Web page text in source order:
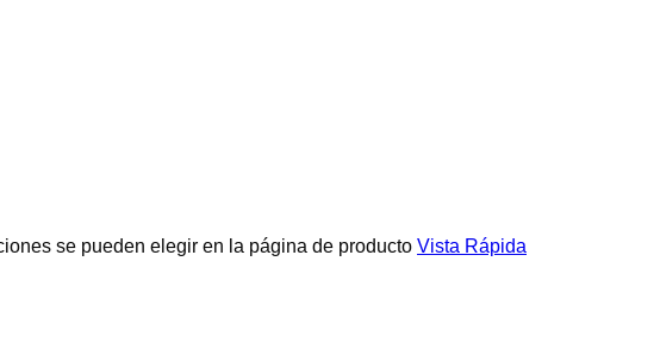
se pueden elegir en la página de producto Vista Rápida